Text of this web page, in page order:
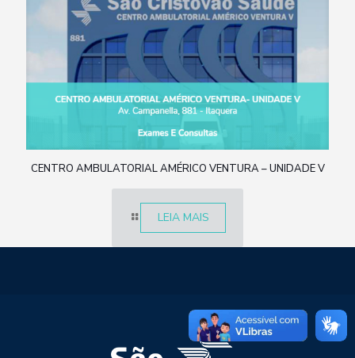
CENTRO AMBULATORIAL AMÉRICO VENTURA – UNIDADE V
LEIA MAIS